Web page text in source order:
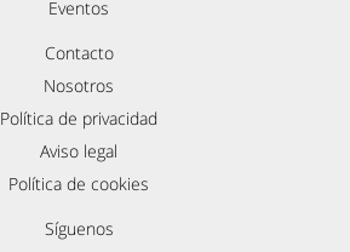
Eventos
Contacto
Nosotros
Política de privacidad
Aviso legal
Política de cookies
Síguenos